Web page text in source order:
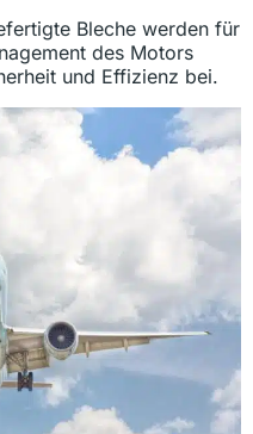
Bleche werden für
des Motors
und Effizienz bei.